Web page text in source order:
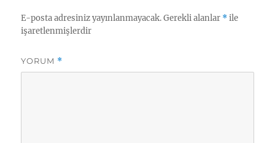
E-posta adresiniz yayınlanmayacak. Gerekli alanlar *ile
işaretlenmişlerdir
YORUM *